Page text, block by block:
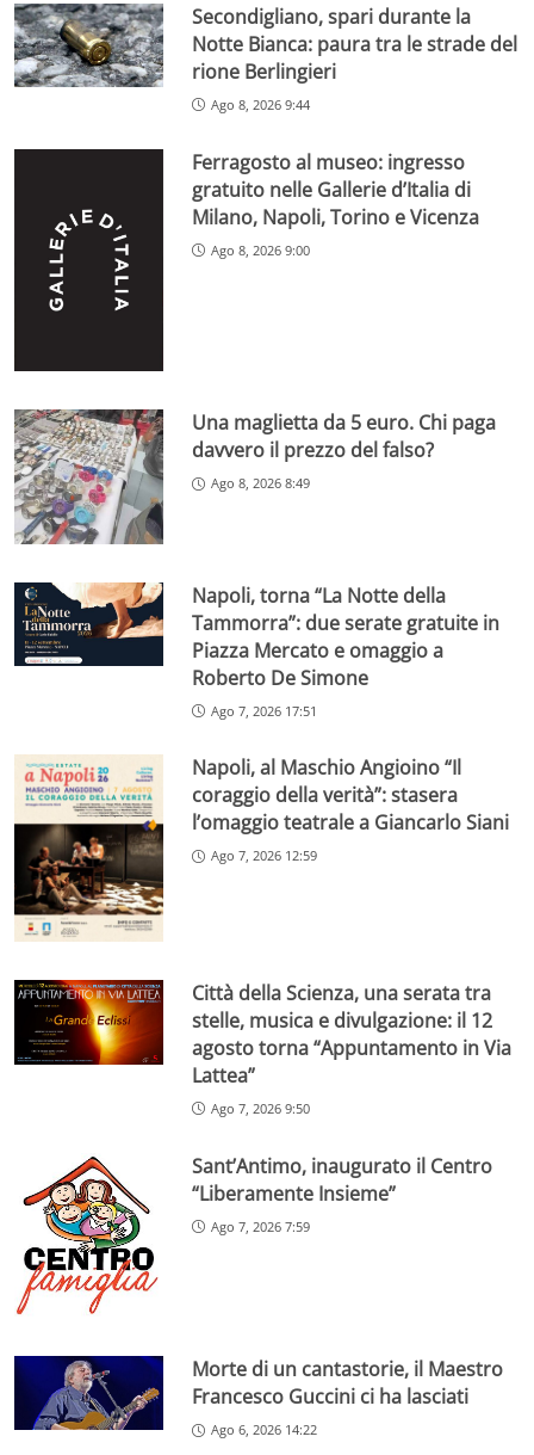
Secondigliano, spari durante la
Notte Bianca: paura tra le strade del
rione Berlingieri
Ago 8, 2026 9:44
Ferragosto al museo: ingresso
gratuito nelle Gallerie d’Italia di
Milano, Napoli, Torino e Vicenza
Ago 8, 2026 9:00
Una maglietta da 5 euro. Chi paga
davvero il prezzo del falso?
Ago 8, 2026 8:49
Napoli, torna “La Notte della
Tammorra”: due serate gratuite in
Piazza Mercato e omaggio a
Roberto De Simone
Ago 7, 2026 17:51
Napoli, al Maschio Angioino “Il
coraggio della verità”: stasera
l’omaggio teatrale a Giancarlo Siani
Ago 7, 2026 12:59
Città della Scienza, una serata tra
stelle, musica e divulgazione: il 12
agosto torna “Appuntamento in Via
Lattea”
Ago 7, 2026 9:50
Sant’Antimo, inaugurato il Centro
“Liberamente Insieme”
Ago 7, 2026 7:59
Morte di un cantastorie, il Maestro
Francesco Guccini ci ha lasciati
Ago 6, 2026 14:22